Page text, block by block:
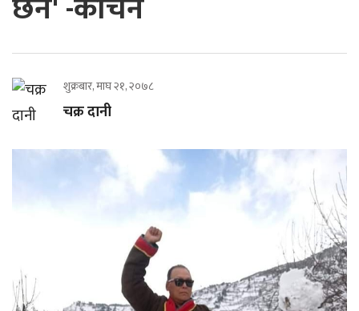
शुक्रबार, माघ २१, २०७८
चक्र दानी